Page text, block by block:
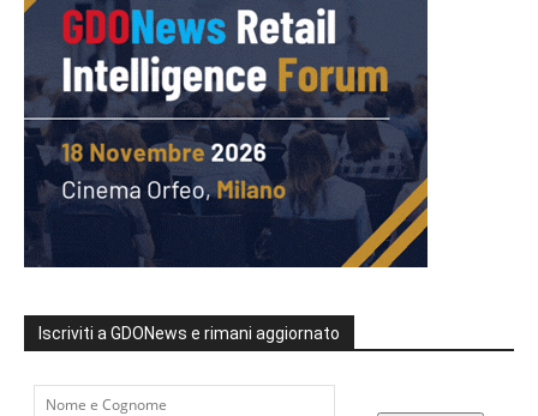
Iscriviti a GDONews e rimani aggiornato